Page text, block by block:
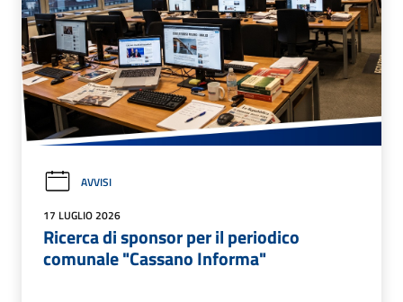
AVVISI
17 LUGLIO 2026
Ricerca di sponsor per il periodico
comunale "Cassano Informa"